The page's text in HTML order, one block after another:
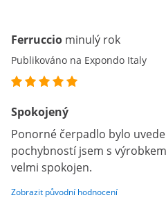
Ferruccio minulý rok
Publikováno na Expondo Italy
Spokojený
Ponorné čerpadlo bylo
pochybností jsem s
velmi spokojen.
Zobrazit původní hodnocení